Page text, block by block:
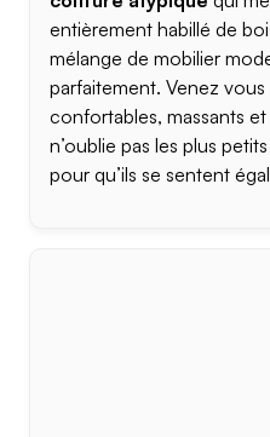
entièrement habillé de
mélange de mobilier
parfaitement. Venez
confortables, massants
n’oublie pas les plus
pour qu’ils se sentent